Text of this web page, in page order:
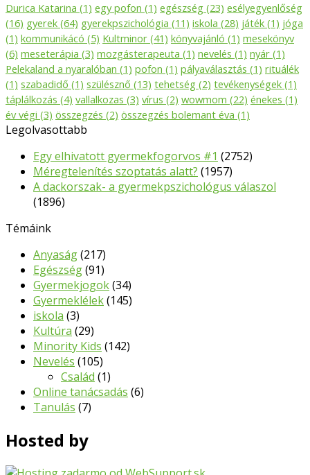
Durica Katarina (1) egy pofon (1) egészség (23) esélyegyenlőség
(16) gyerek (64) gyerekpszichológia (11) iskola (28) játék (1) jóga
(1) kommunikácó (5) Kultminor (41) könyvajánló (1) mesekönyv
(6) meseterápia (3) mozgásterapeuta (1) nevelés (1) nyár (1)
Pelekaland a nyaralóban (1) pofon (1) pályaválasztás (1) rituálék
(1) szabadidő (1) szülésznő (13) tehetség (2) tevékenységek (1)
táplálkozás (4) vallalkozas (3) vírus (2) wowmom (22) énekes (1)
év végi (3) összegzés (2) összegzés bolemant éva (1)
Legolvasottabb
Egy elhivatott gyermekfogorvos #1 (2752)
Méregtelenítés szoptatás alatt? (1957)
A dackorszak- a gyermekpszichológus válaszol
(1896)
Témáink
Anyaság(217)
Egészség(91)
Gyermekjogok(34)
Gyermeklélek(145)
iskola (3)
Kultúra (29)
Minority Kids (142)
Nevelés (105)
Család (1)
Online tanácsadás (6)
Tanulás (7)
Hosted by